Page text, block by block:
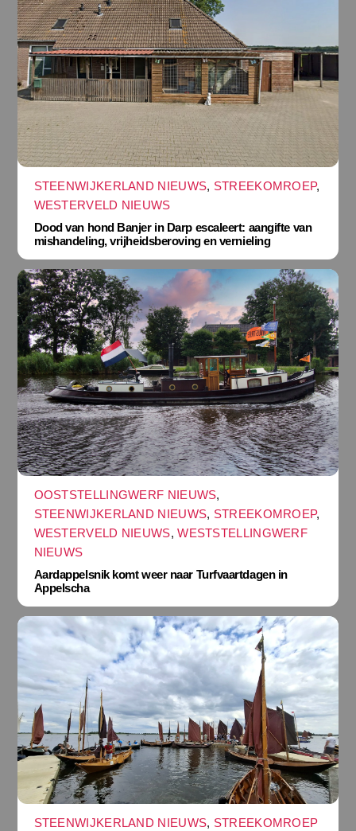
STEENWIJKERLAND NIEUWS, STREEKOMROEP,
WESTERVELD NIEUWS
Dood van hond Banjer in Darp escaleert: aangifte van
mishandeling, vrijheidsberoving en vernieling
OOSTSTELLINGWERF NIEUWS,
STEENWIJKERLAND NIEUWS, STREEKOMROEP,
WESTERVELD NIEUWS,WESTSTELLINGWERF
NIEUWS
Aardappelsnik komt weer naar Turfvaartdagen in
Appelscha
STEENWIJKERLAND NIEUWS, STREEKOMROEP